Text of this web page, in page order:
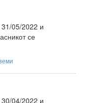
31/05/2022 и
се
30/04/2022 и